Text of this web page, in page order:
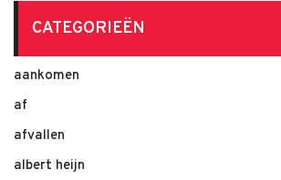
CATEGORIEËN
aankomen
af
afvallen
albert heijn